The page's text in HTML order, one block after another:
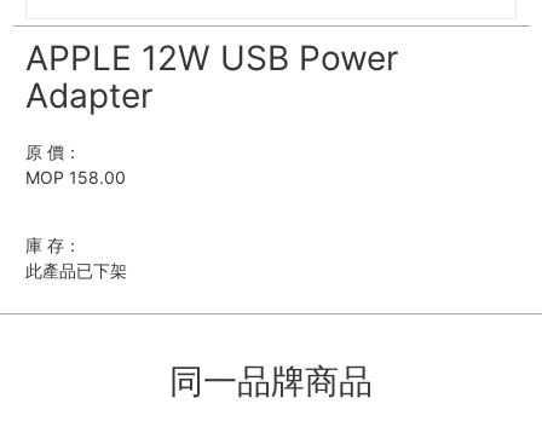
APPLE 12W USB Power
Adapter
原 價：
MOP 158.00
庫 存：
此產品已下架
同一品牌商品